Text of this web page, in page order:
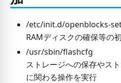
/etc/init.d/openblocks-
RAMディスクの確保等の
/usr/sbin/flashcfg
ストレージへの保存やス
に関わる操作を実行